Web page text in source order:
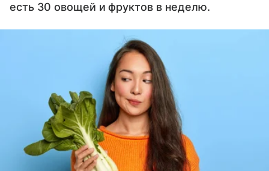
есть 30 овощей и фруктов в неделю.